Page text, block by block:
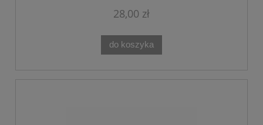
28,00 zł
do koszyka